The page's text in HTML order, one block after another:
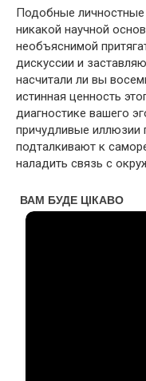
Подобные
никакой научной
необъяснимой
дискуссии и
насчитали ли вы
истинная ценность
диагностике вашего
причудливые
подталкивают к
наладить связь с